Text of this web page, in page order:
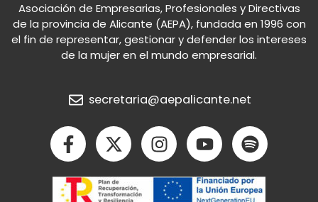
Asociación de Empresarias, Profesionales y Directivas
de la provincia de Alicante (AEPA), fundada en 1996 con
el fin de representar, gestionar y defender los intereses
de la mujer en el mundo empresarial.
secretaria@aepalicante.net
F
a
c
e
X
-
t
w
I
n
s
t
Y
o
u
t
S
p
o
t